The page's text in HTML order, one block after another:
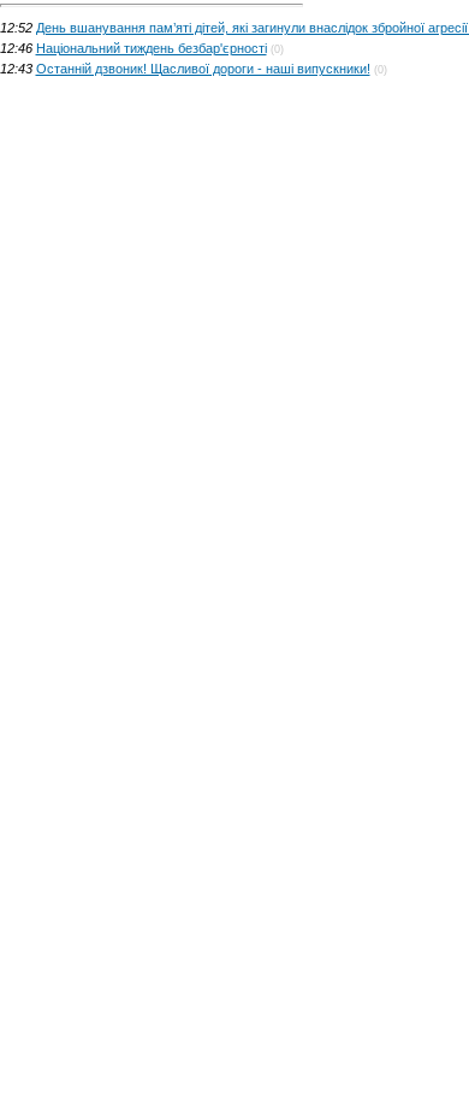
12:52 День вшанування пам’яті дітей, які загинули внаслідок збройної
12:46 Національний тиждень безбар'єрності (0)
12:43 Останній дзвоник! Щасливої дороги - наші випускники! (0)